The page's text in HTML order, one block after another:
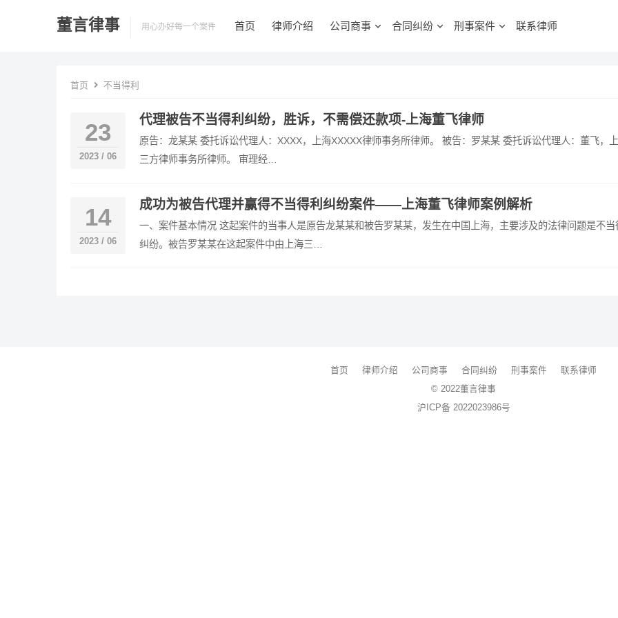
董言律事 用心办好每一个案件 首页 律师介绍 公司商事 合同纠纷 刑事案件 联系律师
首页 不当得利
23
2023 / 06
代理被告不当得利纠纷，胜诉，不需偿还款项-上海董飞律师
原告：龙某某 委托诉讼代理人：XXXX，上海XXXXX律师事务所律师。 被告：罗某某 委托诉讼代理人：董飞，
三方律师事务所律师。 审理经…
14
2023 / 06
成功为被告代理并赢得不当得利纠纷案件——上海董飞律师案例解析
一、案件基本情况 这起案件的当事人是原告龙某某和被告罗某某，发生在中国上海，主要涉及的法律问题是不当
纠纷。被告罗某某在这起案件中由上海三…
首页 律师介绍 公司商事 合同纠纷 刑事案件
联系律师
© 2022董言律事
沪ICP备 2022023986号